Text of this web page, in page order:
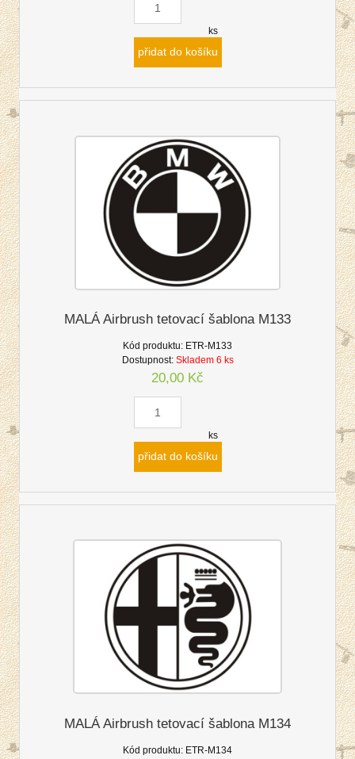
ks
přidat do košíku
MALÁ Airbrush tetovací šablona M133
Kód produktu: ETR-M133
Dostupnost: Skladem 6 ks
20,00 Kč
ks
přidat do košíku
MALÁ Airbrush tetovací šablona M134
Kód produktu: ETR-M134